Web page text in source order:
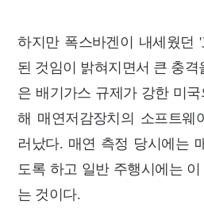
하지만 폭스바겐이 내세웠던
된 것임이 밝혀지면서 큰 충격
은 배기가스 규제가 강한 미
해 매연저감장치의 소프트웨
러났다. 매연 측정 당시에는
도록 하고 일반 주행시에는
는 것이다.